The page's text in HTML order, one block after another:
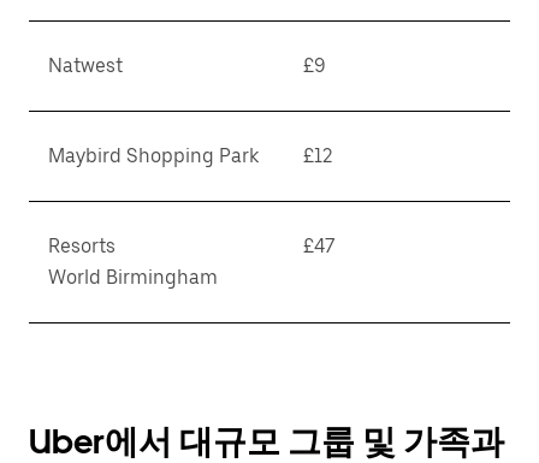
Natwest £9
Maybird Shopping Park £12
Resorts
World Birmingham
£47
Uber에서 대규모 그룹 및 가족과